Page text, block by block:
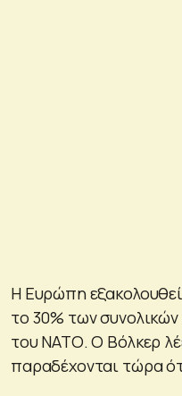
Η Ευρώπη
το 30% των
του ΝΑΤΟ. Ο Βόλκερ
παραδέχονται τώρα